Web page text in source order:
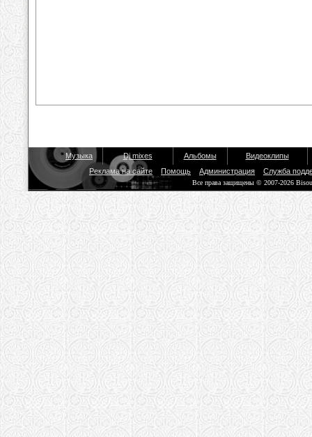
Музыка Dj mixes Альбомы
Видеоклипы
Реклама на сайте
Помощь Администрация Служба
Все права защищены © 2007-2026